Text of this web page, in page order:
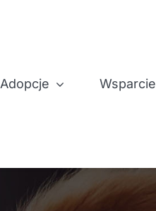
Adopcje Wsparcie